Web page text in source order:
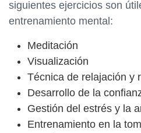
siguientes ejercicios son
entrenamiento mental:
Meditación
Visualización
Técnica de relajación y
Desarrollo de la
Gestión del estrés y la
Entrenamiento en la